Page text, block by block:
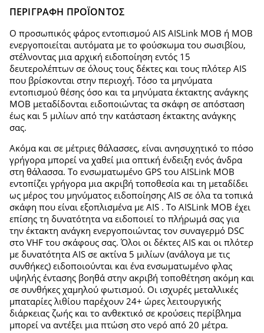
ΠΕΡΙΓΡΑΦΗ ΠΡΟΪΟΝΤΟΣ
Ο προσωπικός φάρος εντοπισμού AIS AISLink MOB ή MOB
ενεργοποιείται αυτόματα με το φούσκωμα του σωσιβίου,
στέλνοντας μια αρχική ειδοποίηση εντός 15
δευτερολέπτων σε όλους τους δέκτες και τους πλότερ AIS
που βρίσκονται στην περιοχή. Τόσο τα μηνύματα
εντοπισμού θέσης όσο και τα μηνύματα έκτακτης ανάγκης
MOB μεταδίδονται ειδοποιώντας τα σκάφη σε απόσταση
έως και 5 μιλίων από την κατάσταση έκτακτης ανάγκης
σας.
Ακόμα και σε μέτριες θάλασσες, είναι ανησυχητικό το πόσο
γρήγορα μπορεί να χαθεί μια οπτική ένδειξη ενός άνδρα
στη θάλασσα. Το ενσωματωμένο GPS του AISLink MOB
εντοπίζει γρήγορα μια ακριβή τοποθεσία και τη μεταδίδει
ως μέρος του μηνύματος ειδοποίησης AIS σε όλα τα τοπικά
σκάφη που είναι εξοπλισμένα με AIS . Το AISLink MOB έχει
επίσης τη δυνατότητα να ειδοποιεί το πλήρωμά σας για
την έκτακτη ανάγκη ενεργοποιώντας τον συναγερμό DSC
στο VHF του σκάφους σας. Όλοι οι δέκτες AIS και οι πλότερ
με δυνατότητα AIS σε ακτίνα 5 μιλίων (ανάλογα με τις
συνθήκες) ειδοποιούνται και ένα ενσωματωμένο φλας
υψηλής έντασης βοηθά στην ακριβή τοποθέτηση ακόμη και
σε συνθήκες χαμηλού φωτισμού. Οι ισχυρές μεταλλικές
μπαταρίες λιθίου παρέχουν 24+ ώρες λειτουργικής
διάρκειας ζωής και το ανθεκτικό σε κρούσεις περίβλημα
μπορεί να αντέξει μια πτώση στο νερό από 20 μέτρα.